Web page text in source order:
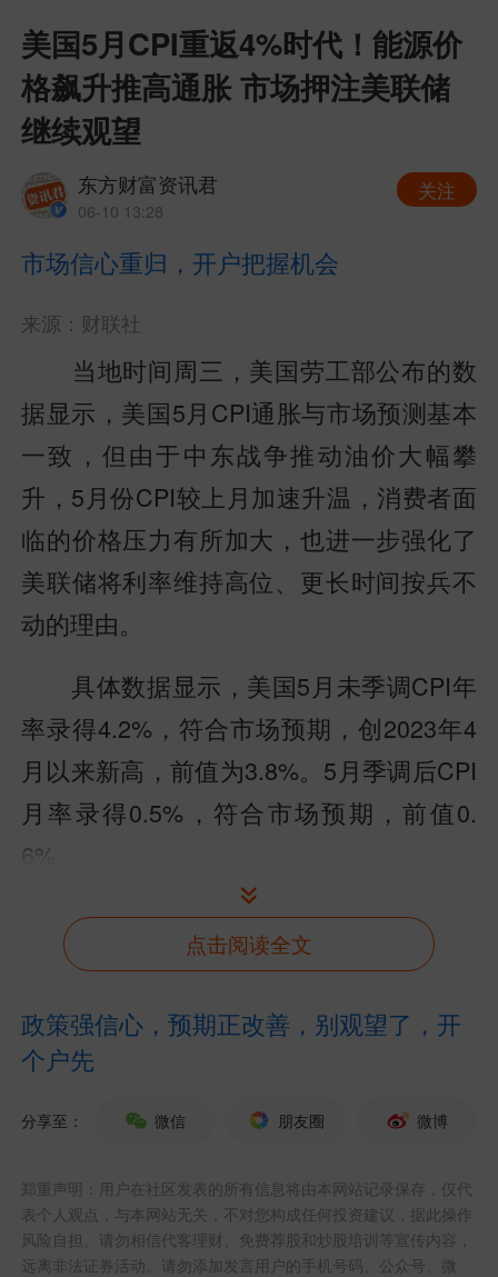
美国5月CPI重返4%时代！能源价
格飙升推高通胀 市场押注美联储
继续观望
东方财富资讯君
06-10 13:28
关注
市场信心重归，开户把握机会
来源：财联社
当地时间周三，美国劳工部公布的数
据显示，美国5月CPI通胀与市场预测基本
一致，但由于中东战争推动油价大幅攀
升，5月份CPI较上月加速升温，消费者面
临的价格压力有所加大，也进一步强化了
美联储将利率维持高位、更长时间按兵不
动的理由。
具体数据显示，美国5月未季调CPI年
率录得4.2%，符合市场预期，创2023年4
月以来新高，前值为3.8%。5月季调后CPI
月率录得0.5%，符合市场预期，前值0.
6%。
这是美国通胀率三年来首次重返4%以
上水平，尽管市场此前担忧能源价格飙升
点击阅读全文
政策强信心，预期正改善，别观望了，开
个户先
分享至： 微信 朋友圈 微博
郑重声明：用户在社区发表的所有信息将由本网站记录保存，仅代
表个人观点，与本网站无关，不对您构成任何投资建议，据此操作
风险自担。请勿相信代客理财、免费荐股和炒股培训等宣传内容，
远离非法证券活动。请勿添加发言用户的手机号码、公众号、微